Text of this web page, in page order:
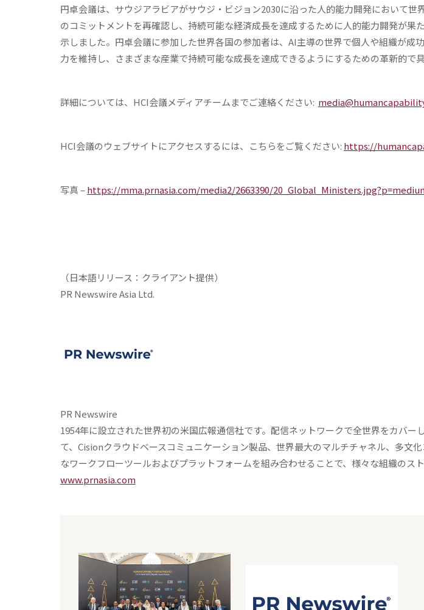
円卓会議は、サウジアラビアがサウジ・ビジョン2030に沿った人的能力開発において世
のコミットメントを再確認し、持続可能な経済成長を達成するために人的能力開発が果
示しました。円卓会議に参加した世界各国の参加者は、AI主導の世界で個人や組織が成
力を維持し、さまざまな産業で持続可能な成長を達成できるようにするための革新的で
詳細については、 HCI会議メディアチームまでご連絡ください:
HCI会議のウェブサイトにアクセスするには、こちらをご覧ください: https://
写真 –https://mma.prnasia.com/media2/2663390/
（日本語リリース：クライアント提供）
PR Newswire Asia Ltd.
PR Newswire
1954年に設立された世界初の米国広報通信社です。配信ネットワークで全世界をカバー
て、Cisionクラウドベースコミュニケーション製品、世界最大のマルチチャネル、多文
なワークフローツールおよびプラットフォームを組み合わせることで、様々な組織のス
www.prnasia.com